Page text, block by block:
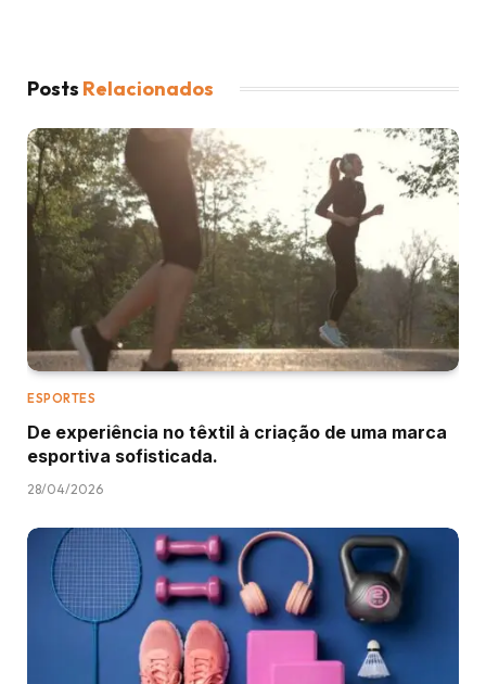
Posts Relacionados
ESPORTES
De experiência no têxtil à criação de uma marca
esportiva sofisticada.
28/04/2026